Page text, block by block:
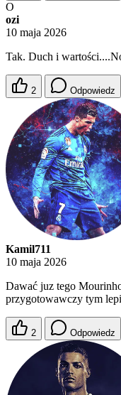
O
ozi
10 maja 2026
Tak. Duch i
2 Odpowiedz
Kamil711
10 maja 2026
Dawać juz tego
przygotowawczy tym
2 Odpowiedz